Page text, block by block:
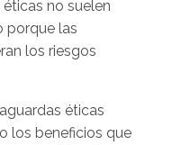
no suelen
porque las
los riesgos
éticas
los beneficios que